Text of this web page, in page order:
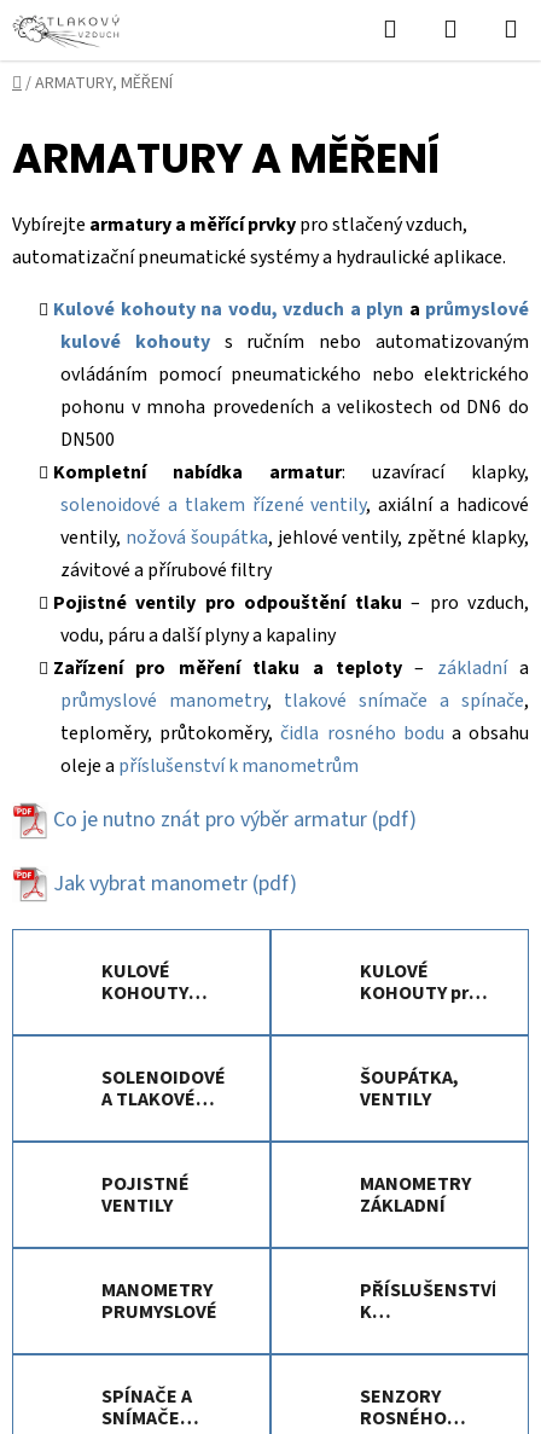
Přejít
na
obsah
Hledat
KOŠÍK
Domů
/ARMATURY, MĚŘENÍ
ARMATURY A MĚŘENÍ
Vybírejte armatury a měřící prvkypro stlačený vzduch,
automatizační pneumatické systémy a hydraulické aplikace.
Kulové kohouty na vodu, vzduch a plyn a průmyslové
kulové kohoutys ručním nebo automatizovaným
ovládáním pomocí pneumatického nebo elektrického
pohonu v mnoha provedeních a velikostech od DN6 do
DN500
Kompletní nabídka armatur: uzavírací klapky,
solenoidové a tlakem řízené ventily, axiální a hadicové
ventily, nožová šoupátka, jehlové ventily, zpětné klapky,
závitové a přírubové filtry
Pojistné ventily pro odpouštění tlaku – pro vzduch,
vodu, páru a další plyny a kapaliny
Zařízení pro měření tlaku a teploty– základnía
průmyslové manometry, tlakové snímače a spínače,
teploměry, průtokoměry,čidla rosného bodu a obsahu
oleje a příslušenství k manometrům
Co je nutno znát pro výběr armatur (pdf)
Jak vybrat manometr (pdf)
KULOVÉ
KOHOUTY
plyn
KULOVÉ
KOHOUTY pro
SOLENOIDOVÉ
A TLAKOVÉ
ŠOUPÁTKA,
VENTILY
POJISTNÉ
VENTILY
MANOMETRY
ZÁKLADNÍ
MANOMETRY
PRUMYSLOVÉ
PŘÍSLUŠENSTVÍ
K
SPÍNAČE A
SNÍMAČE
SENZORY
ROSNÉHO